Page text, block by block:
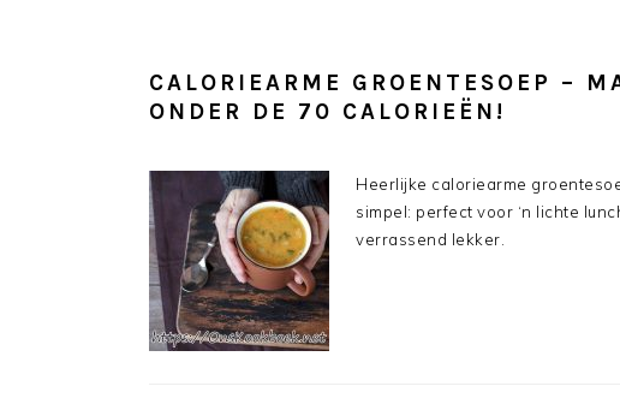
CALORIEARME GROENTESOEP –
ONDER DE 70 CALORIEËN!
Heerlijke caloriearme
simpel: perfect voor ‘n lichte
verrassend lekker.